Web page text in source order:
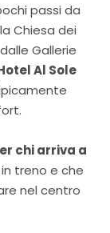
passi da
Chiesa dei
Gallerie
Al Sole
chi arriva a
treno e che
nel centro